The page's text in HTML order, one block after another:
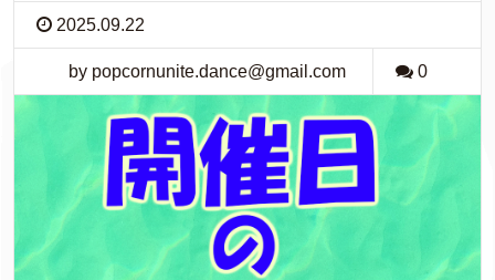
2025.09.22
by popcornunite.dance@gmail.com 0